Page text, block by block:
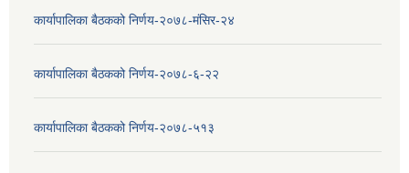
कार्यापालिका बैठकको निर्णय-२०७८-मंसिर-२४
कार्यापालिका बैठकको निर्णय-२०७८-६-२२
कार्यापालिका बैठकको निर्णय-२०७८-५१३